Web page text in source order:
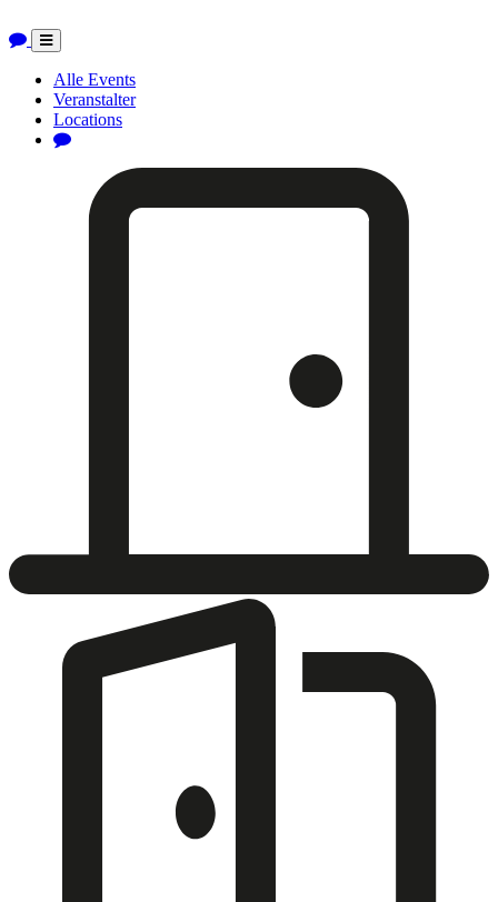
Toggle
navigation
Alle Events
Veranstalter
Locations